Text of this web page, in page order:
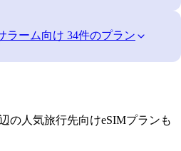
ラーム向け 34件のプラン
の人気旅行先向けeSIMプランも